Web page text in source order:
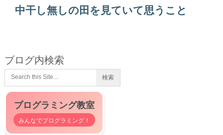
中干し無しの田を見ていて思うこと
ブログ内検索
プログラミング教室
みんなでプログラミング！